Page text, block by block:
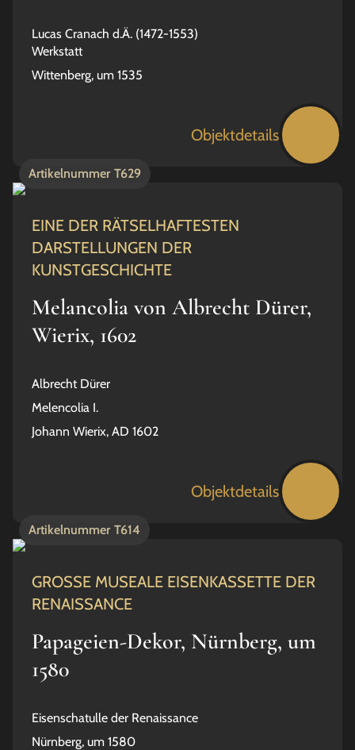
Lucas Cranach d.Ä. (1472-1553)
Werkstatt
Wittenberg, um 1535
Objektdetails
Artikelnummer T629
EINE DER RÄTSELHAFTESTEN
DARSTELLUNGEN DER
KUNSTGESCHICHTE
Melancolia von Albrecht Dürer,
Wierix, 1602
Albrecht Dürer
Melencolia I.
Johann Wierix, AD 1602
Objektdetails
Artikelnummer T614
GROSSE MUSEALE EISENKASSETTE DER
RENAISSANCE
Papageien-Dekor, Nürnberg, um
1580
Eisenschatulle der Renaissance
Nürnberg, um 1580